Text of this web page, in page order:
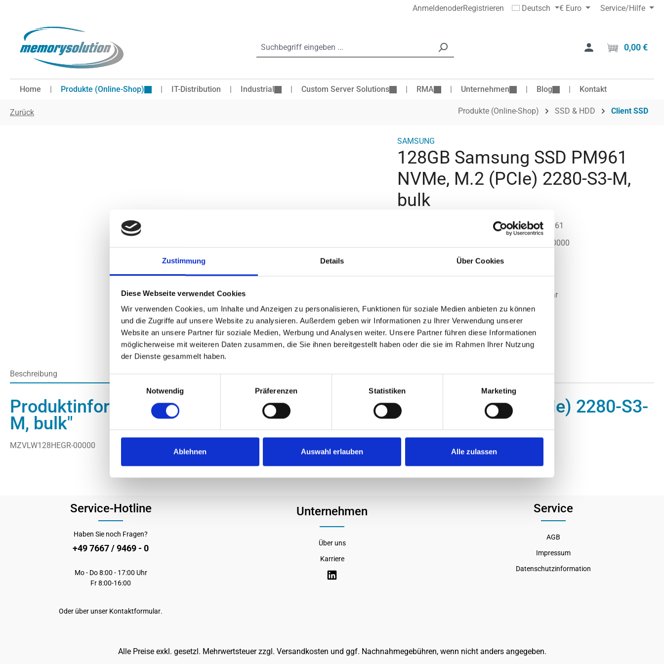
Zustimmung Details Über Cookies
Diese Webseite verwendet Cookies
Wir verwenden Cookies, um Inhalte und Anzeigen zu personalisieren, Funktionen für soziale Medien anbieten zu können
und die Zugriffe auf unsere Website zu analysieren. Außerdem geben wir Informationen zu Ihrer Verwendung unserer
Website an unsere Partner für soziale Medien, Werbung und Analysen weiter. Unsere Partner führen diese Informationen
möglicherweise mit weiteren Daten zusammen, die Sie ihnen bereitgestellt haben oder die sie im Rahmen Ihrer Nutzung
der Dienste gesammelt haben.
Notwendig
Präferenzen Statistiken Marketing
Ablehnen Auswahl erlauben Alle zulassen
AnmeldenoderRegistrieren Deutsch € Euro Service/Hilfe
0,00 €
Home Produkte (Online-Shop) IT-Distribution Industrial Custom Server Solutions RMA Unternehmen Blog Kontakt
Zurück Produkte (Online-Shop) SSD & HDD Client SSD
SAMSUNG
128GB Samsung SSD PM961
NVMe, M.2 (PCIe) 2280-S3-M,
bulk
ASM2PS0128GPM961
MZVLW128HEGR-00000
SAMSUNG
Verfügbarkeit:
Nicht lagernd
Nicht mehr verfügbar
Preis auf Anfrage
Beschreibung Eigenschaften
Produktinformationen "128GB Samsung SSD PM961 NVMe, M.2 (PCIe) 2280-S3-
M, bulk"
MZVLW128HEGR-00000
Service-Hotline
Haben Sie noch Fragen?
+49 7667 / 9469 - 0
Mo - Do 8:00 - 17:00 Uhr
Fr 8:00-16:00
Oder über unser Kontaktformular.
Unternehmen
Über uns
Karriere
Service
AGB
Impressum
Datenschutzinformation
Alle Preise exkl. gesetzl. Mehrwertsteuer zzgl. Versandkosten und ggf. Nachnahmegebühren, wenn nicht anders angegeben.